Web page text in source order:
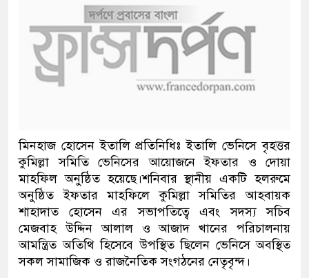
মিনহাজ হোসেন ইতালি প্রতিনিধিঃ ইতালি ভেনিসে বৃহত্তর
কুমিল্লা সমিতি ভেনিসের আয়োজনে ইফতার ও দোয়া
মাহফিল অনুষ্ঠিত হয়েছে।শনিবার স্থানীয় একটি হলরুমে
অনুষ্ঠিত ইফতার মাহফিলে কুমিল্লা সমিতির আহবায়ক
শাহাদাত হোসেন এর সভাপতিত্বে এবং সদস্য সচিব
মেজবাহ উদ্দিন আলাল ও আজাদ খানের পরিচালনায়
আমন্ত্রিত অতিথি হিসেবে উপস্থিত ছিলেন ভেনিসে অবস্থিত
সকল সামাজিক ও রাজনৈতিক সংগঠনের নেতৃবৃন্দ।